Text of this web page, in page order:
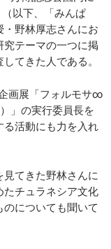
以下、「みんぱ
・野林厚志さんにお
テーマの一つに掲
てきた人である。
画展「フォルモサ∞
」の実行委員長を
る活動にも力を入れ
てきた野林さんに
たチュラネシア文化
についても聞いて